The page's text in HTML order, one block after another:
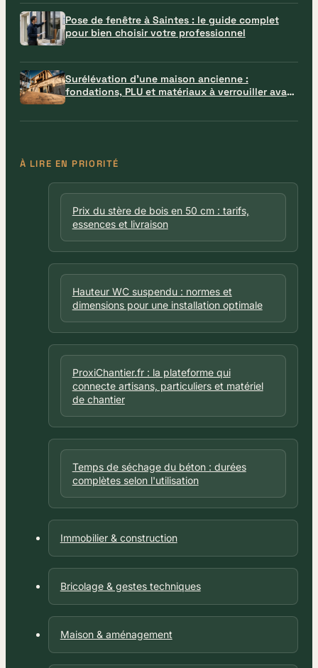
Pose de fenêtre à Saintes : le guide complet
pour bien choisir votre professionnel
Surélévation d’une maison ancienne :
fondations, PLU et matériaux à verrouiller avant
le chantier
À LIRE EN PRIORITÉ
Prix du stère de bois en 50 cm : tarifs,
essences et livraison
Hauteur WC suspendu : normes et
dimensions pour une installation optimale
ProxiChantier.fr : la plateforme qui
connecte artisans, particuliers et matériel
de chantier
Temps de séchage du béton : durées
complètes selon l'utilisation
Immobilier & construction
Bricolage & gestes techniques
Maison & aménagement